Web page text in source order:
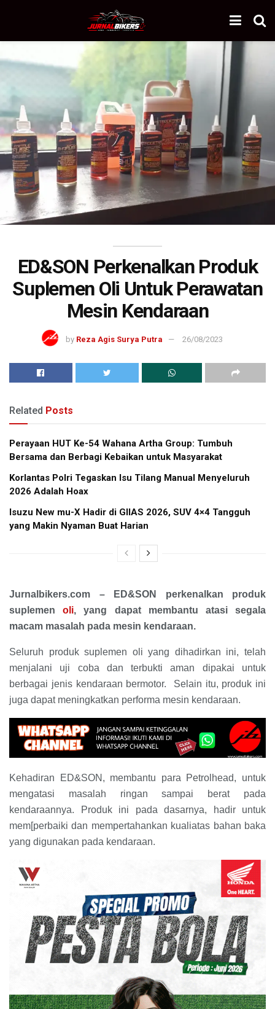
ED&SON Perkenalkan Produk
Suplemen Oli Untuk Perawatan
Mesin Kendaraan
by Reza Agis Surya Putra 26/08/2023
Related Posts
Perayaan HUT Ke-54 Wahana Artha Group: Tumbuh
Bersama dan Berbagi Kebaikan untuk Masyarakat
Korlantas Polri Tegaskan Isu Tilang Manual Menyeluruh
2026 Adalah Hoax
Isuzu New mu-X Hadir di GIIAS 2026, SUV 4×4 Tangguh
yang Makin Nyaman Buat Harian
Jurnalbikers.com – ED&SON perkenalkan produk
suplemenoli, yang dapat membantu atasi segala
macam masalah pada mesin kendaraan.
Seluruh produk suplemen oli yang dihadirkan ini, telah
menjalani uji coba dan terbukti aman dipakai untuk
berbagai jenis kendaraan bermotor. Selain itu, produk ini
juga dapat meningkatkan performa mesin kendaraan.
Kehadiran ED&SON, membantu para Petrolhead, untuk
mengatasi masalah ringan sampai berat pada
kendaraannya. Produk ini pada dasarnya, hadir untuk
mem[perbaiki dan mempertahankan kualiatas bahan baka
yang digunakan pada kendaraan.